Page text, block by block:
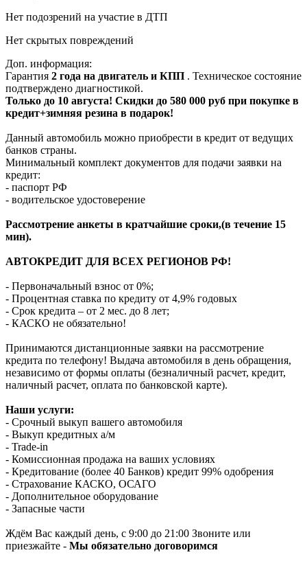
Нет подозрений на участие в ДТП
Нет скрытых повреждений
Доп. информация:
Гарантия 2 года на двигатель и КПП . Техническое состояние
подтверждено диагностикой.
Только до 10 августа! Скидки до 580 000 руб при покупке в
кредит+зимняя резина в подарок!
Данный автомобиль можно приобрести в кредит от ведущих
банков страны.
Минимальный комплект документов для подачи заявки на
кредит:
- паспорт РФ
- водительское удостоверение
Рассмотрение анкеты в кратчайшие сроки,(в течение 15
мин).
АВТОКРЕДИТ ДЛЯ ВСЕХ РЕГИОНОВ РФ!
- Первоначальный взнос от 0%;
- Процентная ставка по кредиту от 4,9% годовых
- Срок кредита – от 2 мес. до 8 лет;
- КАСКО не обязательно!
Принимаются дистанционные заявки на рассмотрение
кредита по телефону! Выдача автомобиля в день обращения,
независимо от формы оплаты (безналичный расчет, кредит,
наличный расчет, оплата по банковской карте).
Наши услуги:
- Срочный выкуп вашего автомобиля
- Выкуп кредитных а/м
- Trade-in
- Комиссионная продажа на ваших условиях
- Кредитование (более 40 Банков) кредит 99% одобрения
- Страхование КАСКО, ОСАГО
- Дополнительное оборудование
- Запасные части
Ждём Вас каждый день, с 9:00 до 21:00 Звоните или
приезжайте - Мы обязательно договоримся